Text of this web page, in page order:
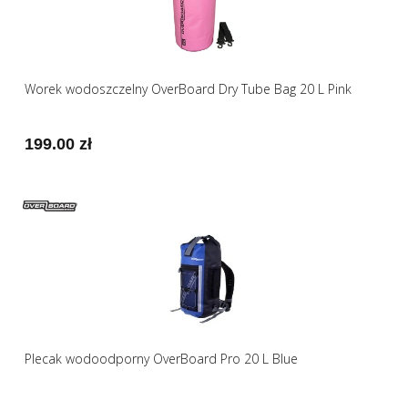
Worek wodoszczelny OverBoard Dry Tube Bag 20 L Pink
199.00 zł
Plecak wodoodporny OverBoard Pro 20 L Blue